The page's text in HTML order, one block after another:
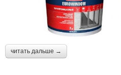
читать дальше →